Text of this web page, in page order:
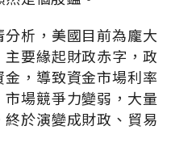
析，美國目前為龐大
要緣起財政赤字，政
，導致資金市場利率
場競爭力變弱，大量
於演變成財政、貿易